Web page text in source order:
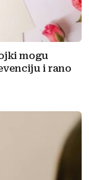
mogu
i rano